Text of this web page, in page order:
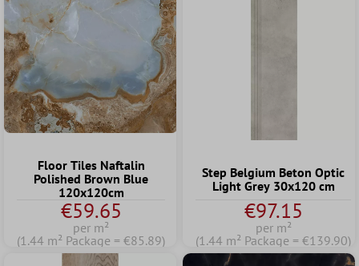
Floor Tiles Naftalin
Polished Brown Blue
120x120cm
€59.65
per m²
(1.44 m² Package = €85.89)
Step Belgium Beton Optic
Light Grey 30x120 cm
€97.15
per m²
(1.44 m² Package = €139.90)